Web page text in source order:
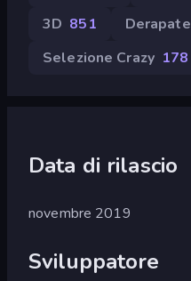
3D 851 Derapate
Selezione Crazy 178
Data di rilascio
novembre 2019
Sviluppatore